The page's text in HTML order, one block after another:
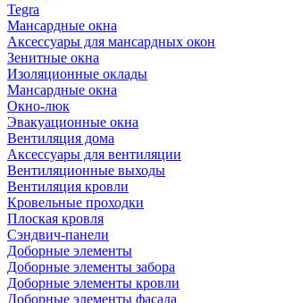
Tegra
Мансардные окна
Аксессуары для мансардных окон
Зенитные окна
Изоляционные оклады
Мансардные окна
Окно-люк
Эвакуационные окна
Вентиляция дома
Аксессуары для вентиляции
Вентиляционные выходы
Вентиляция кровли
Кровельные проходки
Плоская кровля
Сэндвич-панели
Доборные элементы
Доборные элементы забора
Доборные элементы кровли
Доборные элементы фасада